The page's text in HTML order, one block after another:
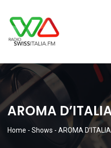
AROMA
Home - Shows - AROMA D’ITALIA